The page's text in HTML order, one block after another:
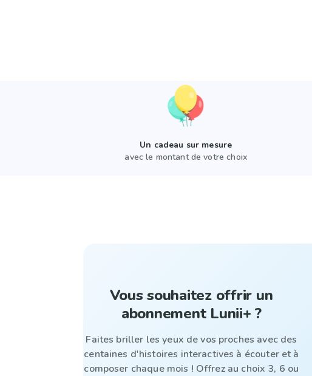
Un cadeau sur mesure
avec le montant de votre choix
Vous souhaitez offrir un
abonnement Lunii+ ?
Faites briller les yeux de vos proches avec des
centaines d'histoires interactives à écouter et à
composer chaque mois ! Offrez au choix 3, 6 ou